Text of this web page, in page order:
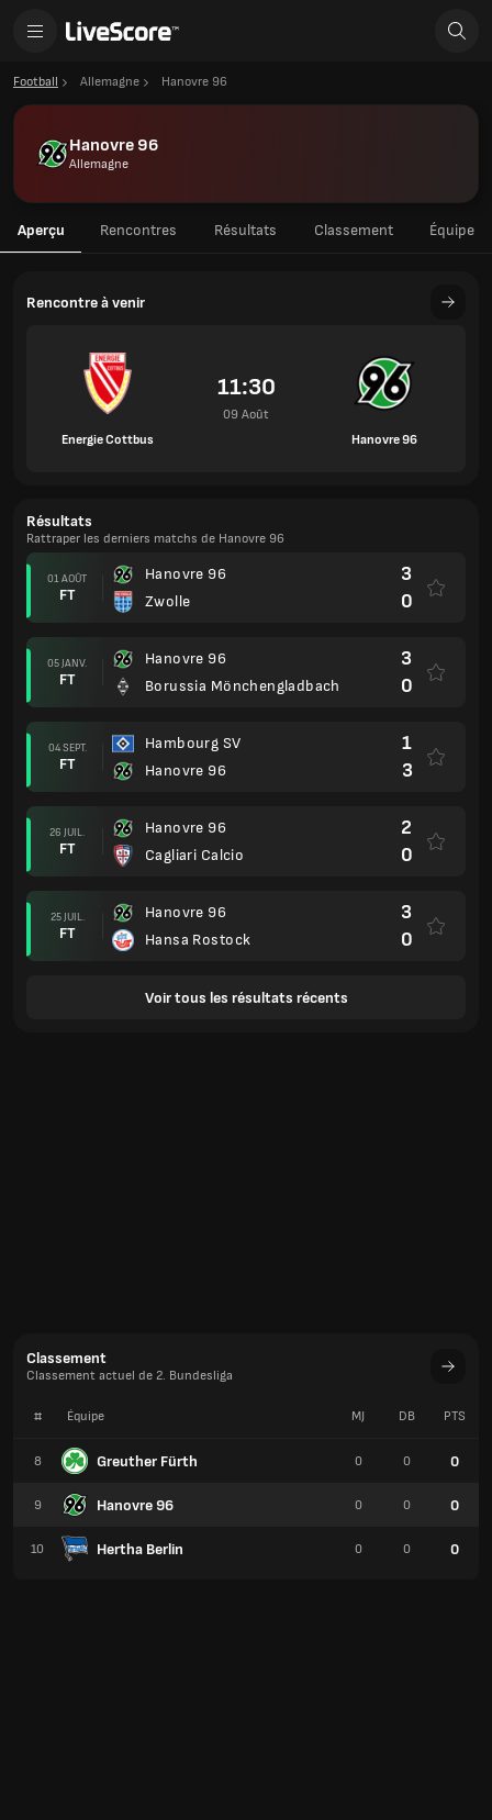
Football Allemagne Hanovre 96
Hanovre 96
Allemagne
Aperçu Rencontres Résultats Classement Équipe
Rencontre à venir
Energie Cottbus
11:30
09 Août
Hanovre 96
Résultats
Rattraper les derniers matchs de Hanovre 96
01 AOÛT
FT
Hanovre 96
Zwolle
3
0
05 JANV.
FT
Hanovre 96
Borussia Mönchengladbach
3
0
04 SEPT.
FT
Hambourg SV
Hanovre 96
1
3
26 JUIL.
FT
Hanovre 96
Cagliari Calcio
2
0
25 JUIL.
FT
Hanovre 96
Hansa Rostock
3
0
Voir tous les résultats récents
Classement
Classement actuel de 2. Bundesliga
# Équipe
8 Greuther Fürth
9 Hanovre 96
10 Hertha Berlin
MJ DB PTS
0 0 0
0 0 0
0 0 0